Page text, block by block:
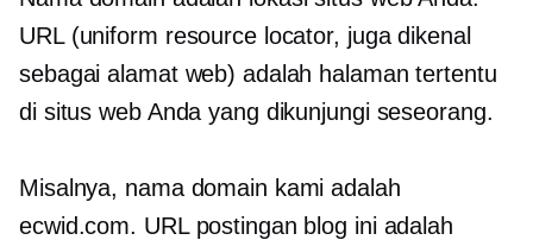
URL (uniform resource locator, juga dikenal
sebagai alamat web) adalah halaman tertentu
di situs web Anda yang dikunjungi seseorang.
Misalnya, nama domain kami adalah
ecwid.com. URL postingan blog ini adalah